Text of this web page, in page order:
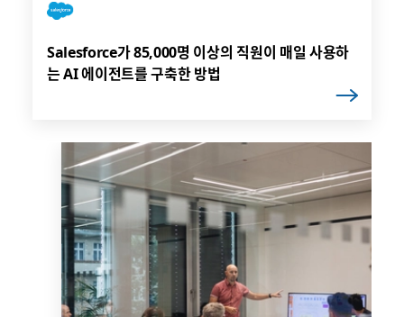
Salesforce가 85,000명 이상의 직원이 매일 사용하
는 AI 에이전트를 구축한 방법